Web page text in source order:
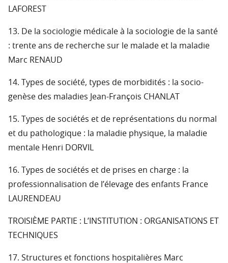
LAFOREST
13. De la sociologie médicale à la sociologie de la santé
: trente ans de recherche sur le malade et la maladie
Marc RENAUD
14. Types de société, types de morbidités : la socio-
genèse des maladies Jean-François CHANLAT
15. Types de sociétés et de représentations du normal
et du pathologique : la maladie physique, la maladie
mentale Henri DORVIL
16. Types de sociétés et de prises en charge : la
professionnalisation de l’élevage des enfants France
LAURENDEAU
TROISIÈME PARTIE : L’INSTITUTION : ORGANISATIONS ET
TECHNIQUES
17. Structures et fonctions hospitalières Marc